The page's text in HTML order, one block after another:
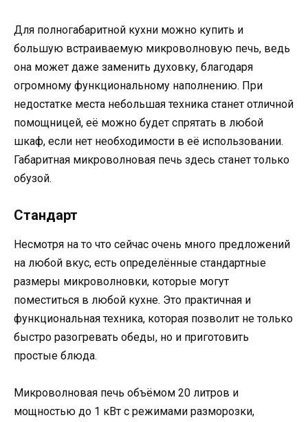
Для полногабаритной кухни можно купить и
большую встраиваемую микроволновую печь, ведь
она может даже заменить духовку, благодаря
огромному функциональному наполнению. При
недостатке места небольшая техника станет отличной
помощницей, её можно будет спрятать в любой
шкаф, если нет необходимости в её использовании.
Габаритная микроволновая печь здесь станет только
обузой.
Стандарт
Несмотря на то что сейчас очень много предложений
на любой вкус, есть определённые стандартные
размеры микроволновки, которые могут
поместиться в любой кухне. Это практичная и
функциональная техника, которая позволит не только
быстро разогревать обеды, но и приготовить
простые блюда.
Микроволновая печь объёмом 20 литров и
мощностью до 1 кВт с режимами разморозки,